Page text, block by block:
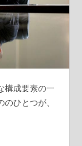
構成要素の一
ひとつが、